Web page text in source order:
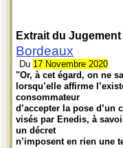
Extrait du Jugement
Bordeaux
Du 17 Novembre 2020
"Or, à cet égard, on ne
lorsqu’elle affirme
consommateur
d’accepter la pose d’un
visés par Enedis, à
un décret
n’imposent en rien une